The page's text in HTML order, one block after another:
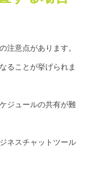
注意点があります。
ることが挙げられま
ジュールの共有が難
ネスチャットツール